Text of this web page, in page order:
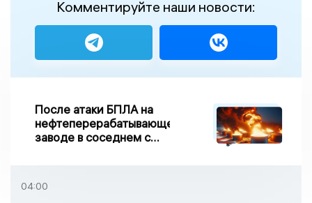
Комментируйте наши новости:
После атаки БПЛА на
нефтеперерабатывающем
заводе в соседнем с
возгорание
04:00